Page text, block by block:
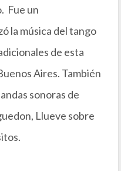
Fue un
la música del tango
de esta
Aires. También
sonoras de
Llueve sobre